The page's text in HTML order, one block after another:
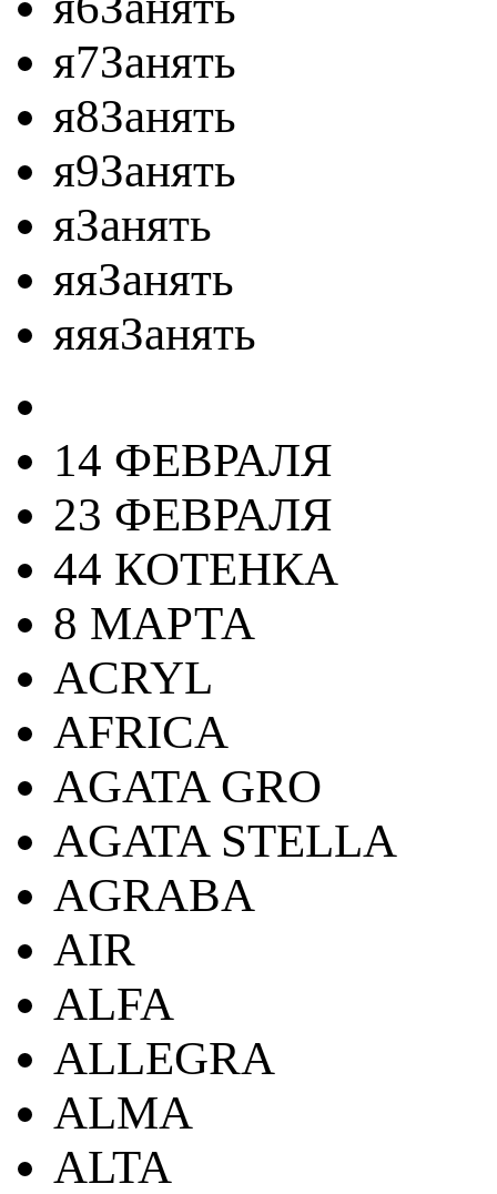
я7Занять
я8Занять
я9Занять
яЗанять
яяЗанять
яяяЗанять
14 ФЕВРАЛЯ
23 ФЕВРАЛЯ
44 КОТЕНКА
8 МАРТА
ACRYL
AFRICA
AGATA GRO
AGATA STELLA
AGRABA
AIR
ALFA
ALLEGRA
ALMA
ALTA